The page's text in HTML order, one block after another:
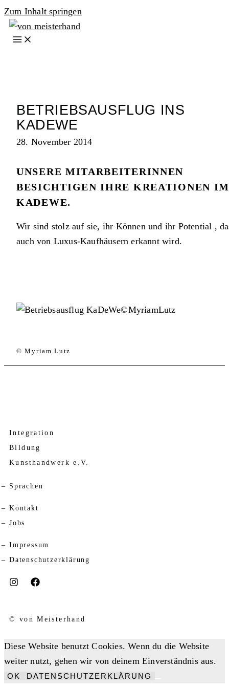
Zum Inhalt springen
BETRIEBSAUSFLUG INS
KADEWE
28. November 2014
UNSERE MITARBEITERINNEN
BESICHTIGEN IHRE KREATIONEN
KADEWE.
Wir sind stolz auf sie, ihr Können und ihr Potential ,
auch von Luxus-Kaufhäusern erkannt wird.
© Myriam Lutz
Integration
Bildung
Kunsthandwerk e.V.
Sprachen
Kontakt
Jobs
Impressum
Datenschutzerklärung
© von Meisterhand
Diese Website benutzt Cookies. Wenn du die Website
weiter nutzt, gehen wir von deinem Einverständnis aus.
OK DATENSCHUTZERKLÄRUNG